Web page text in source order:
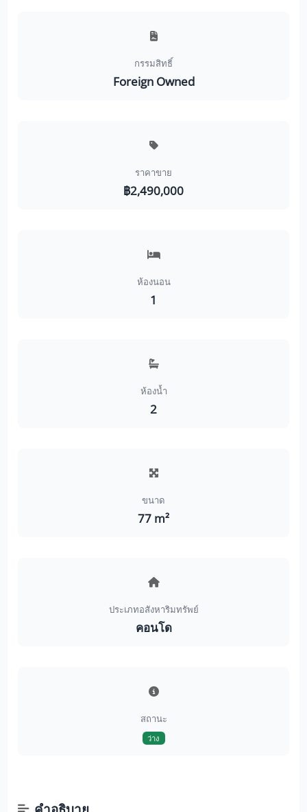
กรรมสิทธิ์
Foreign Owned
ราคาขาย
฿2,490,000
ห้องนอน
1
ห้องน้ำ
2
ขนาด
77 m²
ประเภทอสังหาริมทรัพย์
คอนโด
สถานะ
ว่าง